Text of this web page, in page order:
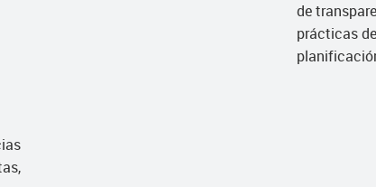
de
prácticas